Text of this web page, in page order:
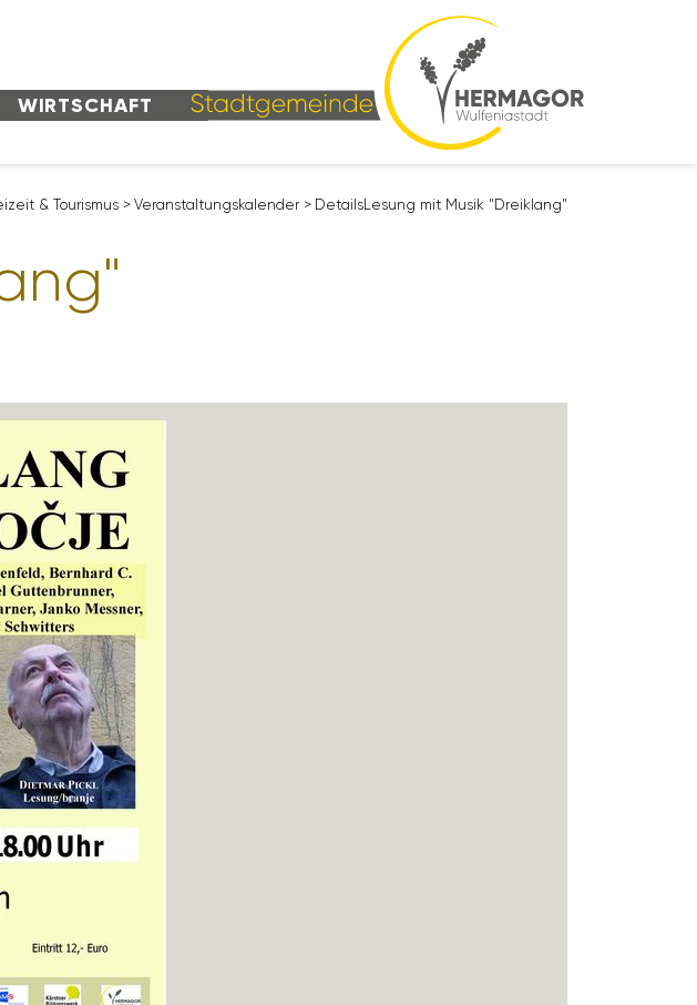
WIRT­SCHAFT
& Tourismus > Veran­stal­tungs­ka­lender > DetailsLesung mit Musik "Drei­klang"